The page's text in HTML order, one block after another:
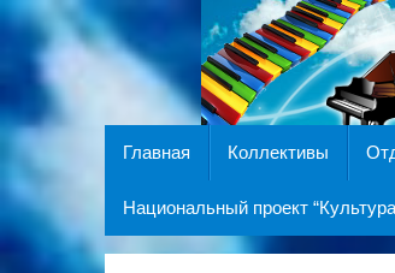
Главная Коллективы
Национальный проект